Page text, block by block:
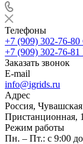
Телефоны
+7 (909) 302-76-80
+7 (909) 302-76-81
Заказать звонок
E-mail
info@igrids.ru
Адрес
Россия,
Пристанционная,
Режим работы
Пн. – Пт.: с 9:00